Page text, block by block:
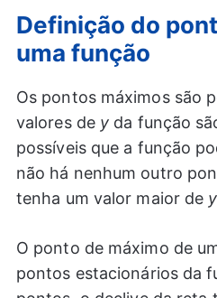
Definição do
uma função
Os pontos máximos são
valores de y da função
possíveis que a função
não há nenhum outro
tenha um valor maior de y
O ponto de máximo de
pontos estacionários da